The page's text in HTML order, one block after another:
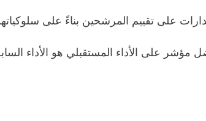
على تقييم المرشحين بناءً على
مؤشر على الأداء المستقبلي هو الأداء